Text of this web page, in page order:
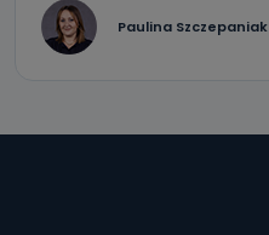
Paulina Szczepaniak